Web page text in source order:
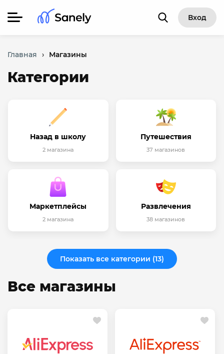
Вход
Главная › Магазины
Категории
Назад в школу
2 магазина
Путешествия
37 магазинов
Маркетплейсы
2 магазина
Развлечения
38 магазинов
Показать все категории (13)
Все магазины